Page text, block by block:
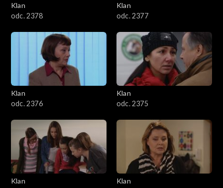
501–600
401–500
301–400
201–300
101–200
1–100
Klan
odc. 2378
Klan
odc. 2377
Klan
odc. 2376
Klan
odc. 2375
Klan
Klan